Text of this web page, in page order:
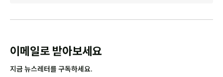
이메일로 받아보세요
지금 뉴스레터를 구독하세요.